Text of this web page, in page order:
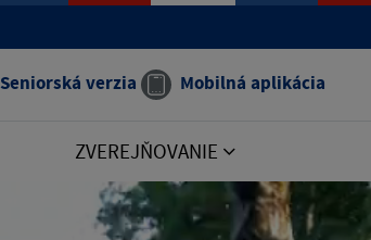
Seniorská verzia Mobilná aplikácia
ZVEREJŇOVANIE